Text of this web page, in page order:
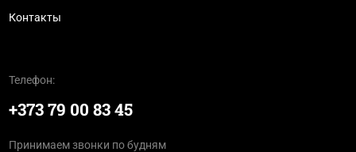
Контакты
Телефон:
+373 79 00 83 45
Принимаем звонки по будням